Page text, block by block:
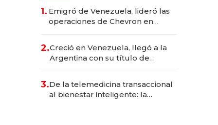
1. Emigró de Venezuela, lideró las
operaciones de Chevron en
2.Creció en Venezuela, llegó a la
Argentina con su título de
las marcas "fast premium"
3.De la telemedicina transaccional
al bienestar inteligente: la